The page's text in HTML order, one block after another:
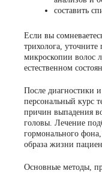
составить
Если вы
трихолога,
микроскопии волос
естественном
После диагностики и
персональный курс
причин выпадения
головы. Лечение
гормонального
образа жизни
Основные методы,